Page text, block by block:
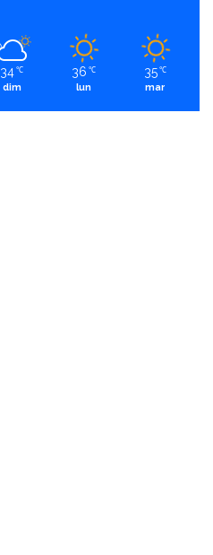
34 ℃
dim
36 ℃
lun
35 ℃
mar